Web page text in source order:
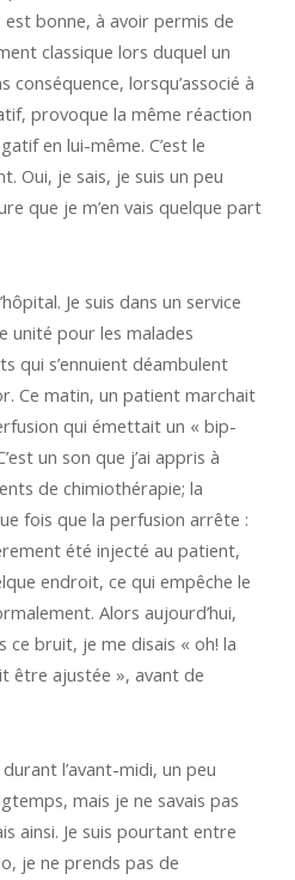
bonne, à avoir permis de
classique lors duquel un
conséquence, lorsqu’associé à
provoque la même réaction
en lui-même. C’est le
Oui, je sais, je suis un peu
que je m’en vais quelque part
Je suis dans un service
unité pour les malades
qui s’ennuient déambulent
Ce matin, un patient marchait
qui émettait un « bip-
un son que j’ai appris à
de chimiothérapie; la
fois que la perfusion arrête :
été injecté au patient,
endroit, ce qui empêche le
Alors aujourd’hui,
ce bruit, je me disais « oh! la
être ajustée », avant de
l’avant-midi, un peu
mais je ne savais pas
ainsi. Je suis pourtant entre
je ne prends pas de